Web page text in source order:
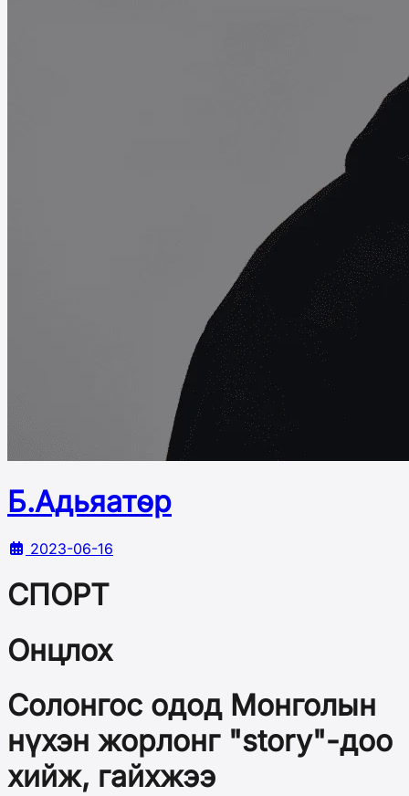
Б.Адьяатөр
2023-06-16
СПОРТ
Онцлох
Солонгос одод Монголын
нүхэн жорлонг "story"-доо
хийж, гайхжээ